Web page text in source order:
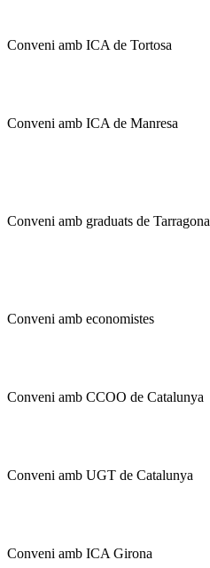
Conveni amb ICA de Tortosa
Conveni amb ICA de Manresa
Conveni amb graduats de Tarragona
Conveni amb economistes
Conveni amb CCOO de Catalunya
Conveni amb UGT de Catalunya
Conveni amb ICA Girona